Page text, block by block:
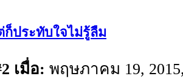
ก็ประทับใจไม่รู้ลืม
เมื่อ: พฤษภาคม 19,